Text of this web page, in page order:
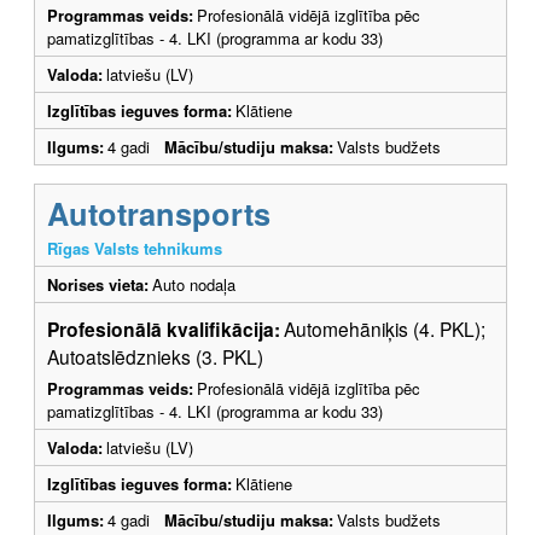
Programmas veids: Profesionālā vidējā izglītība pēc
pamatizglītības - 4. LKI (programma ar kodu 33)
Valoda:latviešu (LV)
Izglītības ieguves forma: Klātiene
Ilgums:4 gadi Mācību/studiju maksa:Valsts budžets
Autotransports
Rīgas Valsts tehnikums
Norises vieta:Auto nodaļa
Profesionālā kvalifikācija:Automehāniķis (4. PKL);
Autoatslēdznieks (3. PKL)
Programmas veids: Profesionālā vidējā izglītība pēc
pamatizglītības - 4. LKI (programma ar kodu 33)
Valoda:latviešu (LV)
Izglītības ieguves forma: Klātiene
Ilgums:4 gadi Mācību/studiju maksa:Valsts budžets